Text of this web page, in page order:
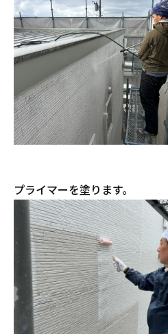
プライマーを塗ります。